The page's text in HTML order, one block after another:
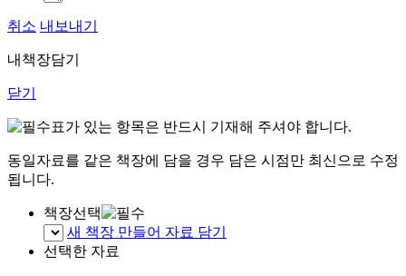
취소 내보내기
내책장담기
닫기
표가 있는 항목은 반드시 기재해 주셔야 합니다.
동일자료를 같은 책장에 담을 경우 담은 시점만 최신으로 수정
됩니다.
책장선택
새 책장 만들어 자료 담기
선택한 자료